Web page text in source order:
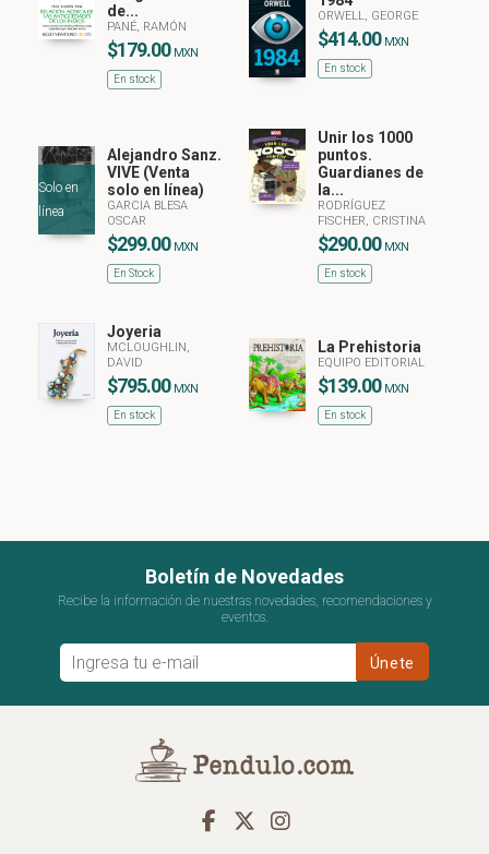
de...
PANÉ, RAMÓN
$179.00 MXN
En stock
ORWELL, GEORGE
$414.00 MXN
En stock
Solo en
línea
Alejandro Sanz.
VIVE (Venta
solo en línea)
GARCIA BLESA
OSCAR
$299.00 MXN
En Stock
Unir los 1000
puntos.
Guardianes de
la...
RODRÍGUEZ
FISCHER, CRISTINA
$290.00 MXN
En stock
Joyeria
MCLOUGHLIN,
DAVID
$795.00 MXN
En stock
La Prehistoria
EQUIPO EDITORIAL
$139.00 MXN
En stock
Boletín de Novedades
Recibe la información de nuestras novedades, recomendaciones y
eventos.